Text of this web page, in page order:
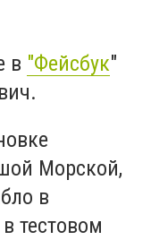
в "Фейсбук"
Морской,
в
тестовом